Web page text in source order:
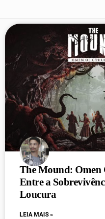
The Mound: Omen
Entre a
Loucura
LEIA MAIS »